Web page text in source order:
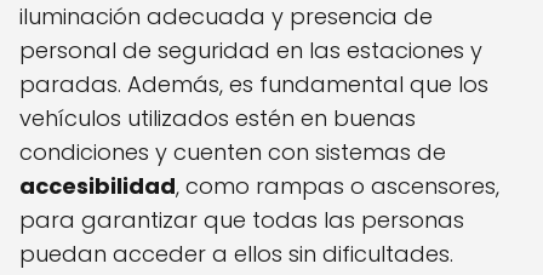
iluminación adecuada y presencia de
personal de seguridad en las estaciones y
paradas. Además, es fundamental que los
vehículos utilizados estén en buenas
condiciones y cuenten con sistemas de
accesibilidad, como rampas o ascensores,
para garantizar que todas las personas
puedan acceder a ellos sin dificultades.